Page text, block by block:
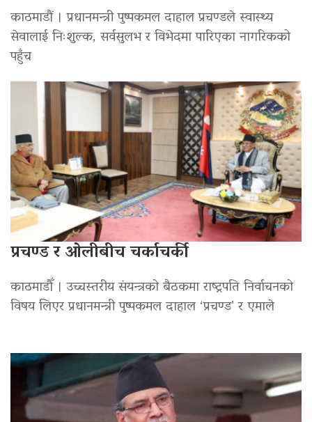
काठमाडौं । प्रधानमन्त्री पुष्पकमल दाहाल प्रचण्डले स्वास्थ्य
सेवालाई निःशुल्क, सर्वसुलभ र विभेदमा पारिएका नागरिकको
पहुँच
प्रचण्ड र ओलीबीच चर्काचर्की
काठमाडौँ । उच्चस्तरीय संयन्त्रको बैठकमा राष्ट्रपति निर्वाचनको
विषय लिएर प्रधानमन्त्री पुष्पकमल दाहाल ‘प्रचण्ड’ र एमाले